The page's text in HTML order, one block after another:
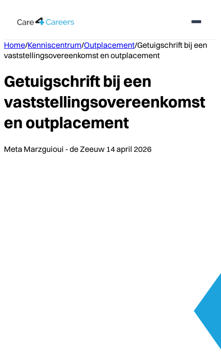
Home/Kenniscentrum/Outplacement/Getuigschrift bij een
vaststellingsovereenkomst en outplacement
Getuigschrift bij een
vaststellingsovereenkomst
en outplacement
Meta Marzguioui - de Zeeuw 14 april 2026